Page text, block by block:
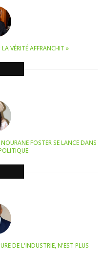
VÉRITÉ AFFRANCHIT »
FOSTER SE LANCE DANS
DE L'INDUSTRIE, N'EST PLUS